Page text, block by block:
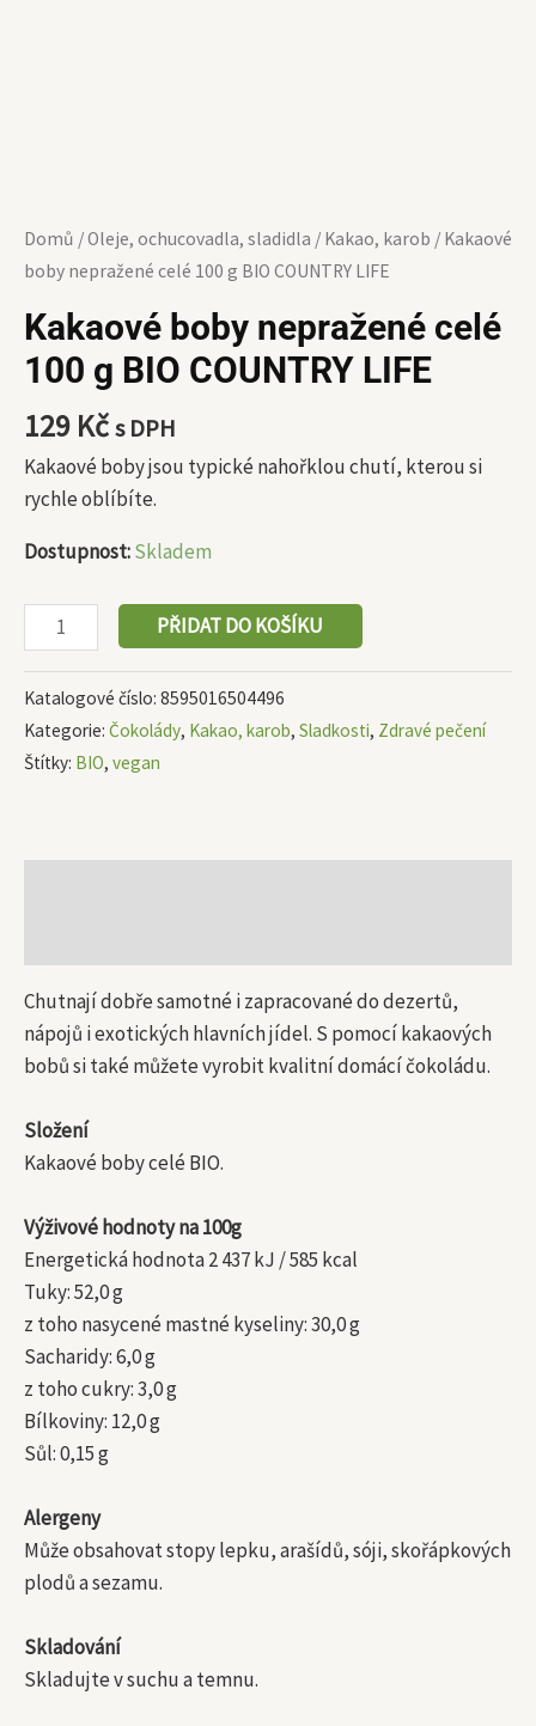
Domů /Oleje, ochucovadla, sladidla / Kakao, karob / Kakaové
boby nepražené celé 100 g BIO COUNTRY LIFE
Kakaové boby nepražené celé
100 g BIO COUNTRY LIFE
129 Kčs DPH
Kakaové boby jsou typické nahořklou chutí, kterou si
rychle oblíbíte.
Dostupnost:Skladem
PŘIDAT DO KOŠÍKU
Katalogové číslo: 8595016504496
Kategorie: Čokolády, Kakao, karob, Sladkosti, Zdravé pečení
Štítky: BIO, vegan
Chutnají dobře samotné i zapracované do dezertů,
nápojů i exotických hlavních jídel. S pomocí kakaových
bobů si také můžete vyrobit kvalitní domácí čokoládu.
Složení
Kakaové boby celé BIO.
Výživové hodnoty na 100g
Energetická hodnota 2 437 kJ / 585 kcal
Tuky: 52,0 g
z toho nasycené mastné kyseliny: 30,0 g
Sacharidy: 6,0 g
z toho cukry: 3,0 g
Bílkoviny: 12,0 g
Sůl: 0,15 g
Alergeny
Může obsahovat stopy lepku, arašídů, sóji, skořápkových
plodů a sezamu.
Skladování
Skladujte v suchu a temnu.